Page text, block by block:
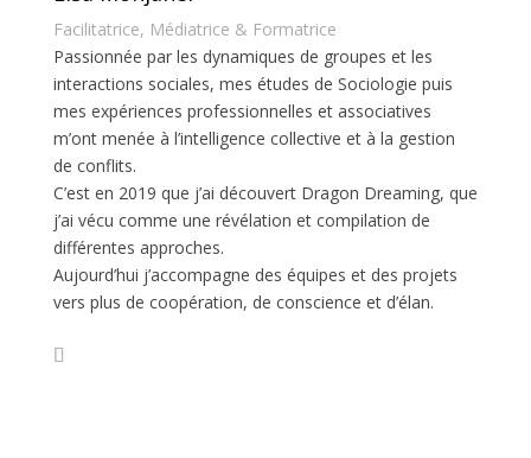
Facilitatrice, Médiatrice & Formatrice
Passionnée par les dynamiques de groupes et les
interactions sociales, mes études de Sociologie puis
mes expériences professionnelles et associatives
m’ont menée à l’intelligence collective et à la gestion
de conflits.
C’est en 2019 que j’ai découvert Dragon Dreaming, que
j’ai vécu comme une révélation et compilation de
différentes approches.
Aujourd’hui j’accompagne des équipes et des projets
vers plus de coopération, de conscience et d’élan.